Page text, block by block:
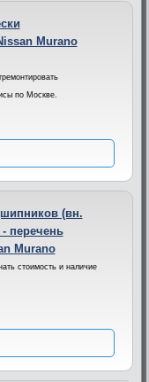
Murano
по Москве.
(вн.
перечень
Murano
стоимость и наличие